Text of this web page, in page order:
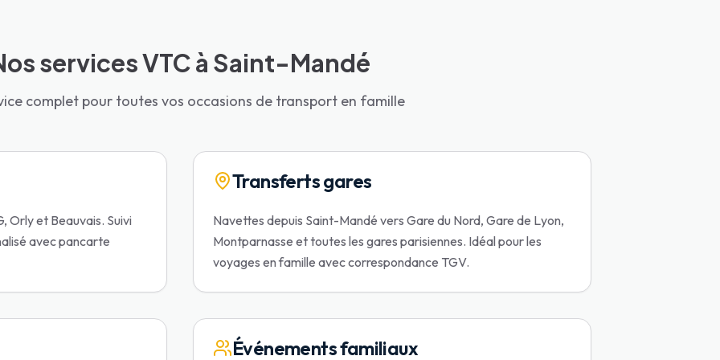
services VTC à Saint-Mandé
complet pour toutes vos occasions de transport en famille
Orly et Beauvais. Suivi
avec pancarte
Transferts gares
Navettes depuis Saint-Mandé vers Gare du Nord, Gare de Lyon,
Montparnasse et toutes les gares parisiennes. Idéal pour les
voyages en famille avec correspondance TGV.
Événements familiaux